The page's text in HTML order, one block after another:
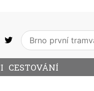
CESTOVÁNÍ